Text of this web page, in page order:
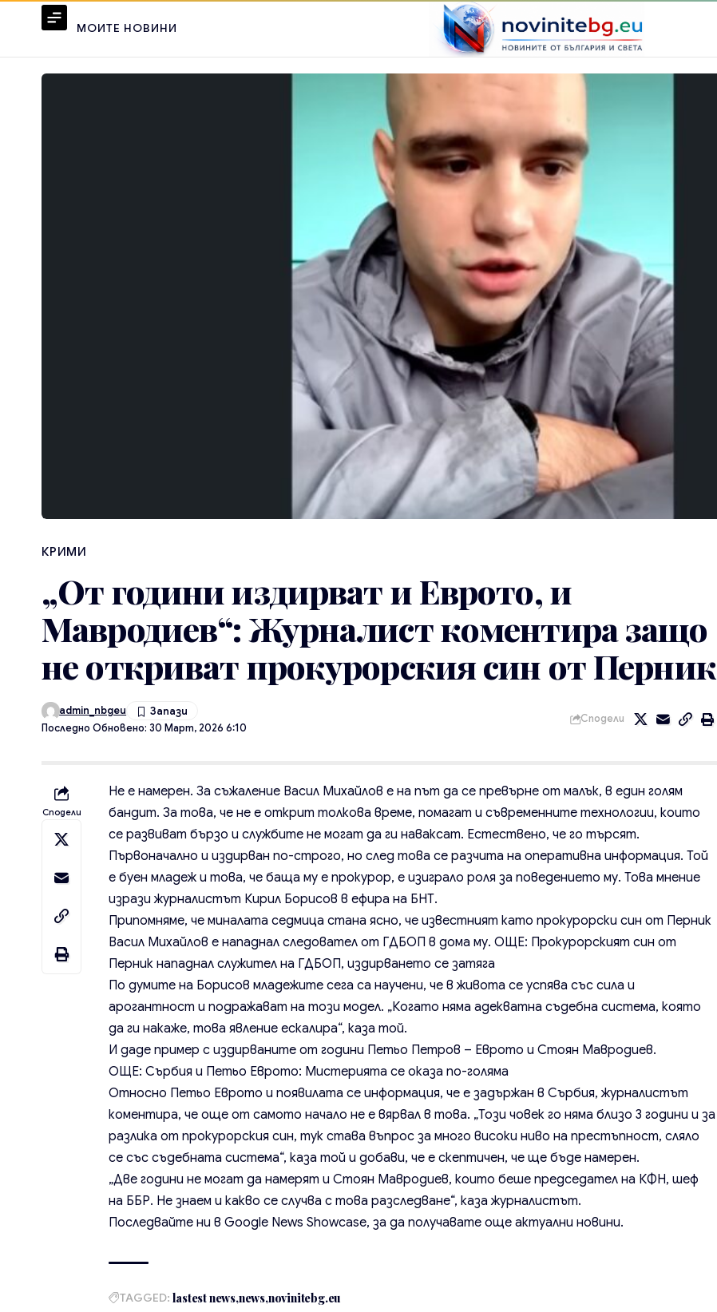
МОИТЕ НОВИНИ
КРИМИ
„От години издирват и Еврото, и
Мавродиев“: Журналист коментира защо
не откриват прокурорския син от Перник
Последно Обновено: 30 Март, 2026 6:10
admin_nbgeu
Сподели
Сподели
Не е намерен. За съжаление Васил Михайлов е на път да се превърне от малък, в един голям
бандит. За това, че не е открит толкова време, помагат и съвременните технологии, които
се развиват бързо и службите не могат да ги наваксат. Естествено, че го търсят.
Първоначално и издирван по-строго, но след това се разчита на оперативна информация. Той
е буен младеж и това, че баща му е прокурор, е изиграло роля за поведението му. Това мнение
изрази журналистът Кирил Борисов в ефира на БНТ.
Припомняме, че миналата седмица стана ясно, че известният като прокурорски син от Перник
Васил Михайлов е нападнал следовател от ГДБОП в дома му. ОЩЕ: Прокурорският син от
Перник нападнал служител на ГДБОП, издирването се затяга
По думите на Борисов младежите сега са научени, че в живота се успява със сила и
арогантност и подражават на този модел. „Когато няма адекватна съдебна система, която
да ги накаже, това явление ескалира“, каза той.
И даде пример с издирваните от години Петьо Петров – Еврото и Стоян Мавродиев.
ОЩЕ:Сърбия и Петьо Еврото: Мистерията се оказа по-голяма
Относно Петьо Еврото и появилата се информация, че е задържан в Сърбия, журналистът
коментира, че още от самото начало не е вярвал в това. „Този човек го няма близо 3 години и за
разлика от прокурорския син, тук става въпрос за много високи ниво на престъпност, сляло
се със съдебната система“, каза той и добави, че е скептичен, че ще бъде намерен.
„Две години не могат да намерят и Стоян Мавродиев, които беше председател на КФН, шеф
на ББР. Не знаем и какво се случва с това разследване“, каза журналистът.
Последвайте ни вGoogle News Showcase, за да получавате още актуални новини.
TAGGED: lastest news news novinitebg.eu